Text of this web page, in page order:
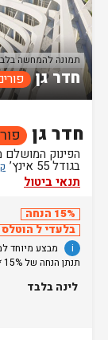
חדר גן
תמונה להמחשה
חדר גן
הפינוק המושלם
בגודל 55 אינץ’
תנאי ביטול
15% הנחה
בלעדי ל הוטלס
i
לינה בלבד